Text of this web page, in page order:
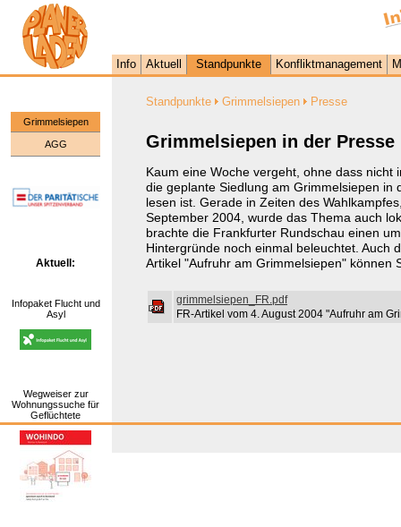
Info Aktuell Standpunkte Konfliktmanagement
Grimmelsiepen
AGG
Aktuell:
Infopaket Flucht und
Asyl
Wegweiser zur
Wohnungssuche für
Geflüchtete
Standpunkte Grimmelsiepen Presse
Grimmelsiepen in der Presse
Kaum eine Woche vergeht, ohne dass nicht
die geplante Siedlung am Grimmelsiepen in
lesen ist. Gerade in Zeiten des
September 2004, wurde das Thema auch
brachte die Frankfurter Rundschau einen
Hintergründe noch einmal beleuchtet. Auch
Artikel "Aufruhr am Grimmelsiepen" können
grimmelsiepen_FR.pdf
FR-Artikel vom 4. August 2004 "Aufruhr am